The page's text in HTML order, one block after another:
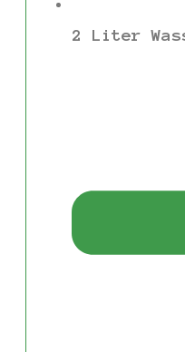
2 Liter